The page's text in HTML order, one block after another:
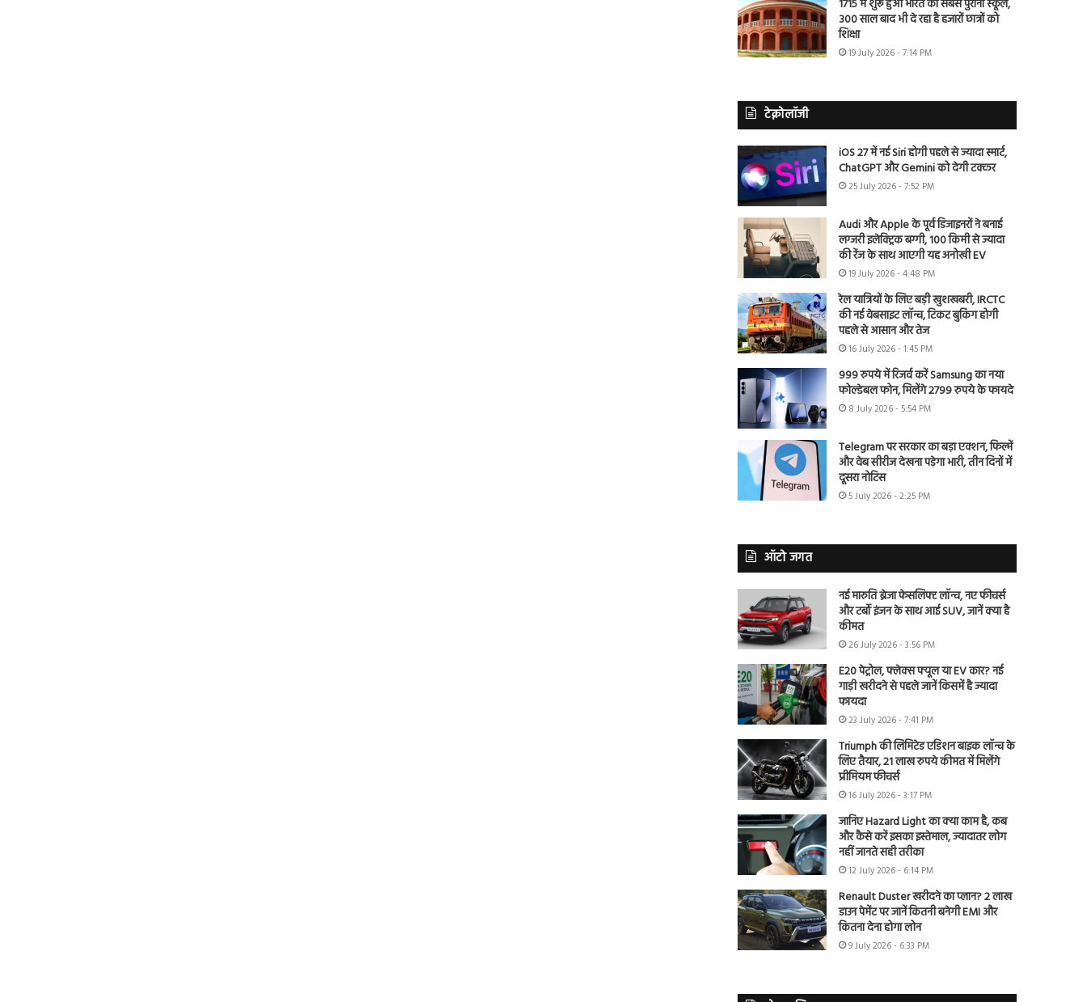
1715 में शुरू हुआ भारत का सबसे पुराना स्कूल,
300 साल बाद भी दे रहा है हजारों छात्रों को
शिक्षा
19 July 2026 - 7:14 PM
टेक्नोलॉजी
iOS 27 में नई Siri होगी पहले से ज्यादा स्मार्ट,
ChatGPT और Gemini को देगी टक्कर
25 July 2026 - 7:52 PM
Audi और Apple के पूर्व डिजाइनरों ने बनाई
लग्जरी इलेक्ट्रिक बग्गी, 100 किमी से ज्यादा
की रेंज के साथ आएगी यह अनोखी EV
19 July 2026 - 4:48 PM
रेल यात्रियों के लिए बड़ी खुशखबरी, IRCTC
की नई वेबसाइट लॉन्च, टिकट बुकिंग होगी
पहले से आसान और तेज
16 July 2026 - 1:45 PM
999 रुपये में रिजर्व करें Samsung का नया
फोल्डेबल फोन, मिलेंगे 2799 रुपये के फायदे
8 July 2026 - 5:54 PM
Telegram पर सरकार का बड़ा एक्शन, फिल्में
और वेब सीरीज देखना पड़ेगा भारी, तीन दिनों में
दूसरा नोटिस
5 July 2026 - 2:25 PM
ऑटो जगत
नई मारुति ब्रेजा फेसलिफ्ट लॉन्च, नए फीचर्स
और टर्बो इंजन के साथ आई SUV, जानें क्या है
कीमत
26 July 2026 - 3:56 PM
E20 पेट्रोल, फ्लेक्स फ्यूल या EV कार? नई
गाड़ी खरीदने से पहले जानें किसमें है ज्यादा
फायदा
23 July 2026 - 7:41 PM
Triumph की लिमिटेड एडिशन बाइक लॉन्च के
लिए तैयार, 21 लाख रुपये कीमत में मिलेंगे
प्रीमियम फीचर्स
16 July 2026 - 3:17 PM
जानिए Hazard Light का क्या काम है, कब
और कैसे करें इसका इस्तेमाल, ज्यादातर लोग
नहीं जानते सही तरीका
12 July 2026 - 6:14 PM
Renault Duster खरीदने का प्लान? 2 लाख
डाउन पेमेंट पर जानें कितनी बनेगी EMI और
कितना देना होगा लोन
9 July 2026 - 6:33 PM